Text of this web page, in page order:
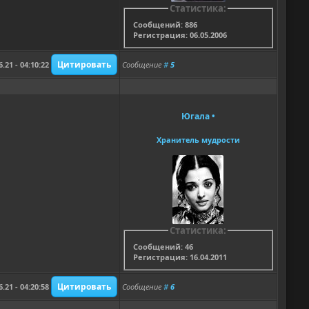
Статистика:
Сообщений: 886
Регистрация: 06.05.2006
- 04:10:22 Сообщение # 5
Югала•
Хранитель мудрости
Статистика:
Сообщений: 46
Регистрация: 16.04.2011
- 04:20:58 Сообщение # 6